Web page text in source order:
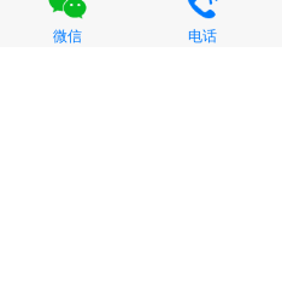
微信 电话